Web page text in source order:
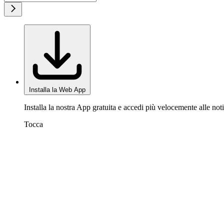
Installa la Web App
Installa la nostra App gratuita e accedi più velocemente alle
Tocca